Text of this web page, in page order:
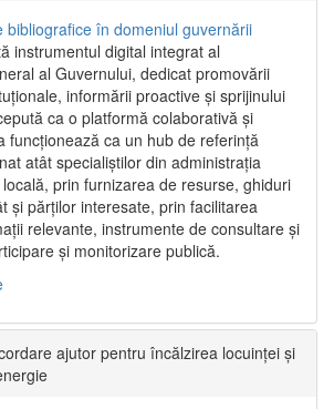
bibliografice în domeniul guvernării
instrumentul digital integrat al
al Guvernului, dedicat promovării
informării proactive și sprijinului
ca o platformă colaborativă și
funcționează ca un hub de referință
atât specialiștilor din administrația
prin furnizarea de resurse, ghiduri
și părților interesate, prin facilitarea
relevante, instrumente de consultare și
și monitorizare publică.
ajutor pentru încălzirea locuinței și